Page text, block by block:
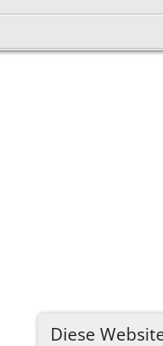
Diese